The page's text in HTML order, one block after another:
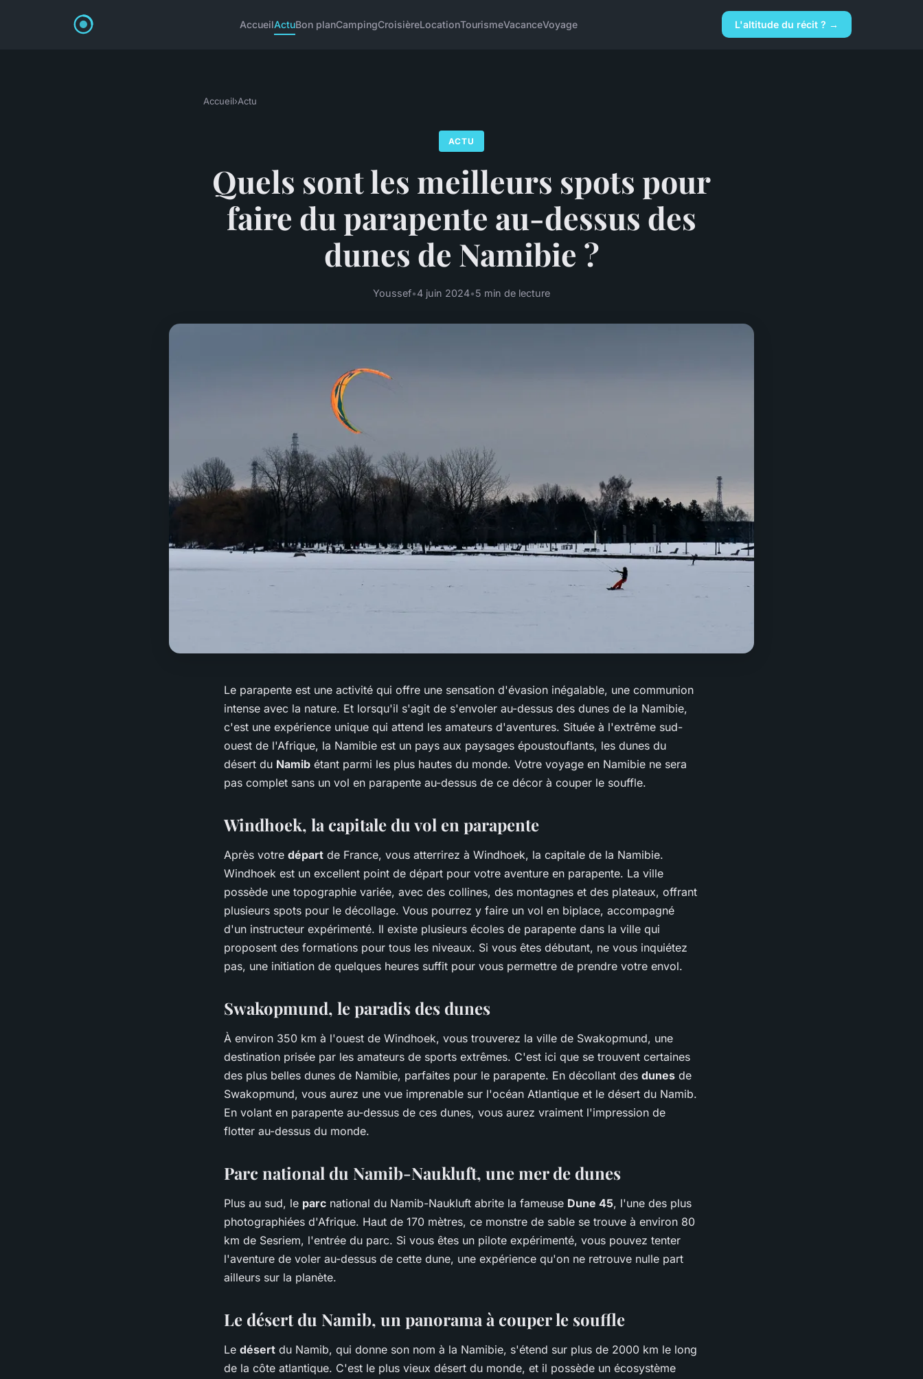
AccueilActuBon planCampingCroisièreLocationTourismeVacanceVoyage L'altitude du récit ? →
Accueil›Actu
ACTU
Quels sont les meilleurs spots pour
faire du parapente au-dessus des
dunes de Namibie ?
Youssef•4 juin 2024•5 min de lecture
Le parapente est une activité qui offre une sensation d'évasion inégalable, une communion
intense avec la nature. Et lorsqu'il s'agit de s'envoler au-dessus des dunes de la Namibie,
c'est une expérience unique qui attend les amateurs d'aventures. Située à l'extrême sud-
ouest de l'Afrique, la Namibie est un pays aux paysages époustouflants, les dunes du
désert du Namib étant parmi les plus hautes du monde. Votre voyage en Namibie ne sera
pas complet sans un vol en parapente au-dessus de ce décor à couper le souffle.
Windhoek, la capitale du vol en parapente
Après votre départ de France, vous atterrirez à Windhoek, la capitale de la Namibie.
Windhoek est un excellent point de départ pour votre aventure en parapente. La ville
possède une topographie variée, avec des collines, des montagnes et des plateaux, offrant
plusieurs spots pour le décollage. Vous pourrez y faire un vol en biplace, accompagné
d'un instructeur expérimenté. Il existe plusieurs écoles de parapente dans la ville qui
proposent des formations pour tous les niveaux. Si vous êtes débutant, ne vous inquiétez
pas, une initiation de quelques heures suffit pour vous permettre de prendre votre envol.
Swakopmund, le paradis des dunes
À environ 350 km à l'ouest de Windhoek, vous trouverez la ville de Swakopmund, une
destination prisée par les amateurs de sports extrêmes. C'est ici que se trouvent certaines
des plus belles dunes de Namibie, parfaites pour le parapente. En décollant des dunes de
Swakopmund, vous aurez une vue imprenable sur l'océan Atlantique et le désert du Namib.
En volant en parapente au-dessus de ces dunes, vous aurez vraiment l'impression de
flotter au-dessus du monde.
Parc national du Namib-Naukluft, une mer de dunes
Plus au sud, le parc national du Namib-Naukluft abrite la fameuse Dune 45, l'une des plus
photographiées d'Afrique. Haut de 170 mètres, ce monstre de sable se trouve à environ 80
km de Sesriem, l'entrée du parc. Si vous êtes un pilote expérimenté, vous pouvez tenter
l'aventure de voler au-dessus de cette dune, une expérience qu'on ne retrouve nulle part
ailleurs sur la planète.
Le désert du Namib, un panorama à couper le souffle
Le désert du Namib, qui donne son nom à la Namibie, s'étend sur plus de 2000 km le long
de la côte atlantique. C'est le plus vieux désert du monde, et il possède un écosystème